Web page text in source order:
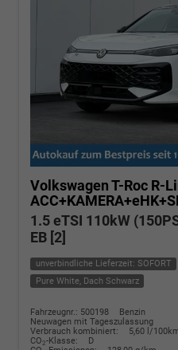
Volkswagen T-Roc R-
1.5 eTSI 110kW
EB [2]
unverbindliche Lieferzeit: SOFORT
Pure White, Dach Schwarz
Fahrzeugnr.: 500198
Benzin
Neuwagen mit Tageszulassung
Verbrauch kombiniert:
5,60 l/
CO2-Klasse:
D